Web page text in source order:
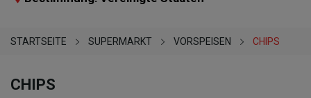
STARTSEITE SUPERMARKT VORSPEISEN CHIPS
CHIPS